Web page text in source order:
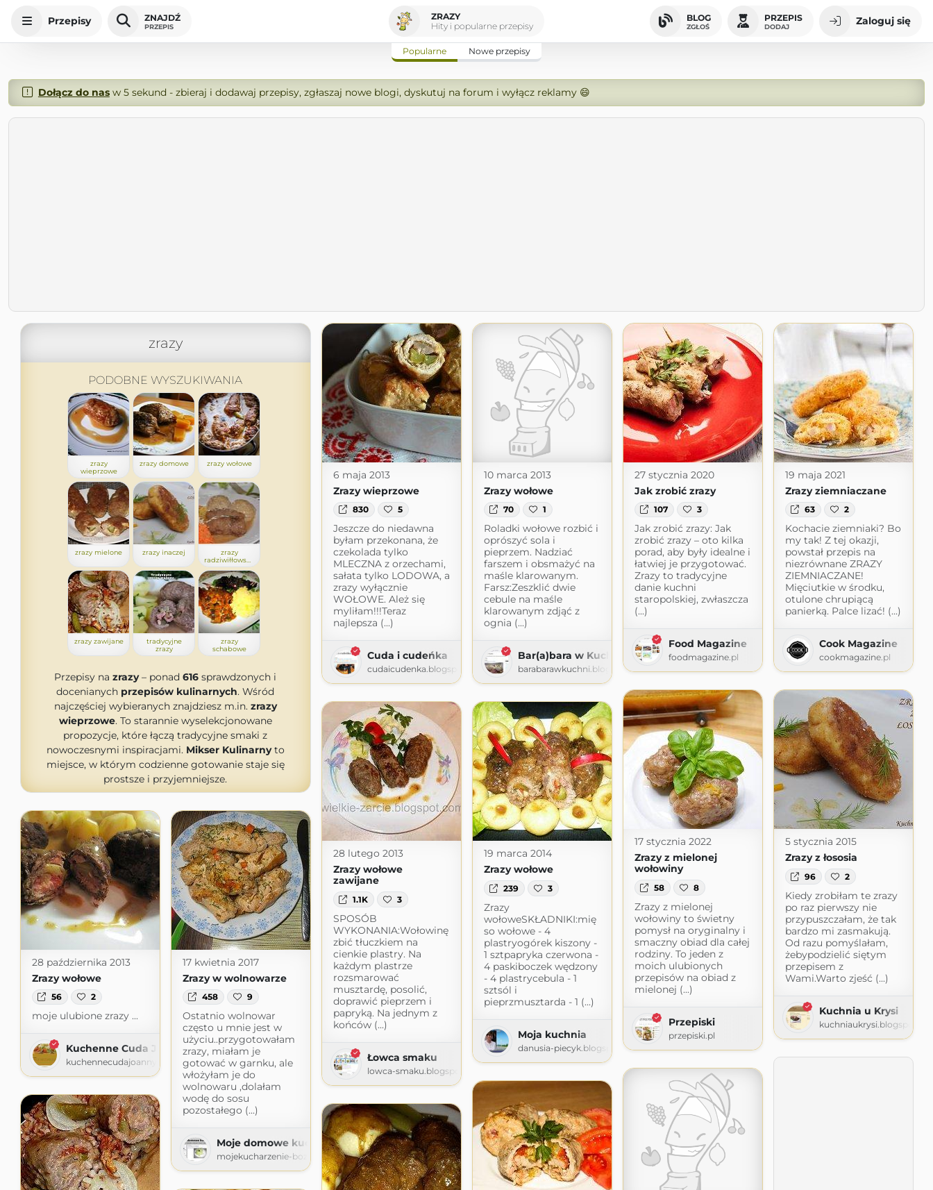
Przepisy ZNAJDŹ
PRZEPIS
ZRAZY
Hity i popularne przepisy
BLOG
ZGŁOŚ
PRZEPIS
DODAJ Zaloguj się
Popularne Nowe przepisy
Dołącz do nasw 5 sekund - zbieraj i dodawaj przepisy, zgłaszaj nowe blogi, dyskutuj na forum i wyłącz reklamy 😄
zrazy
PODOBNE WYSZUKIWANIA
zrazy
wieprzowe
zrazy domowe zrazy wołowe
zrazy mielone zrazy inaczej
zrazy
zrazy zawijane
tradycyjne
zrazy
zrazy
schabowe
Przepisy na zrazy– ponad 616 sprawdzonych i
docenianych przepisów kulinarnych. Wśród
najczęściej wybieranych znajdziesz m.in. zrazy
wieprzowe. To starannie wyselekcjonowane
propozycje, które łączą tradycyjne smaki z
nowoczesnymi inspiracjami. Mikser Kulinarnyto
miejsce, w którym codzienne gotowanie staje się
prostsze i przyjemniejsze.
6 maja 2013
Zrazy wieprzowe
830 5
Jeszcze do niedawna
byłam przekonana, że
czekolada tylko
MLECZNA z orzechami,
sałata tylko LODOWA, a
zrazy wyłącznie
WOŁOWE. Ależ się
myliłam!!!Teraz
najlepsza (...)
Cuda i cudeńka
cudaicudenka.blogspot.com
10 marca 2013
Zrazy wołowe
70 1
Roladki wołowe rozbić i
oprószyć sola i
pieprzem. Nadziać
farszem i obsmażyć na
maśle klarowanym.
Farsz:Zeszklić dwie
cebule na maśle
klarowanym zdjąć z
ognia (...)
Bar(a)bara w Kuchni
barabarawkuchni.blogspot.com
27 stycznia 2020
Jak zrobić zrazy
107 3
Jak zrobić zrazy: Jak
zrobić zrazy – oto kilka
porad, aby były idealne i
łatwiej je przygotować.
Zrazy to tradycyjne
danie kuchni
staropolskiej, zwłaszcza
(...)
Food Magazine
foodmagazine.pl
19 maja 2021
Zrazy ziemniaczane
63 2
Kochacie ziemniaki? Bo
my tak! Z tej okazji,
powstał przepis na
niezrównane ZRAZY
ZIEMNIACZANE!
Mięciutkie w środku,
otulone chrupiącą
panierką. Palce lizać! (...)
Cook Magazine
cookmagazine.pl
17 stycznia 2022
Zrazy z mielonej
wołowiny
58 8
Zrazy z mielonej
wołowiny to świetny
pomysł na oryginalny i
smaczny obiad dla całej
rodziny. To jeden z
moich ulubionych
przepisów na obiad z
mielonej (...)
Przepiski
przepiski.pl
5 stycznia 2015
Zrazy z łososia
96 2
Kiedy zrobiłam te zrazy
po raz pierwszy nie
przypuszczałam, że tak
bardzo mi zasmakują.
Od razu pomyślałam,
żebypodzielić siętym
przepisem z
Wami.Warto zjeść (...)
Kuchnia u Krysi
28 lutego 2013
Zrazy wołowe
zawijane
1.1K 3
SPOSÓB
WYKONANIA:Wołowinę
zbić tłuczkiem na
cienkie plastry. Na
każdym plastrze
rozsmarować
musztardę, posolić,
doprawić pieprzem i
papryką. Na jednym z
końców (...)
Łowca smaku
lowca-smaku.blogspot.com
19 marca 2014
Zrazy wołowe
239 3
Zrazy
wołoweSKŁADNIKI:mię
so wołowe - 4
plastryogórek kiszony -
1 sztpapryka czerwona -
4 paskiboczek wędzony
- 4 plastrycebula - 1
sztsól i
pieprzmusztarda - 1 (...)
Moja kuchnia
danusia-piecyk.blogspot.com
28 października 2013
Zrazy wołowe
56 2
moje ulubione zrazy ...
Kuchenne Cuda Joanny
kuchennecudajoanny.wordpress.com
17 kwietnia 2017
Zrazy w wolnowarze
458 9
Ostatnio wolnowar
często u mnie jest w
użyciu..przygotowałam
zrazy, miałam je
gotować w garnku, ale
włożyłam je do
wolnowaru ,dolałam
wodę do sosu
pozostałego (...)
Moje domowe kucharzenie
mojekucharzenie-bozena-1968.blogspot.com